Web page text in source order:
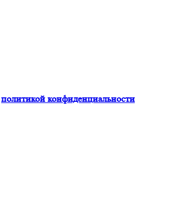
политикой конфиденциальности